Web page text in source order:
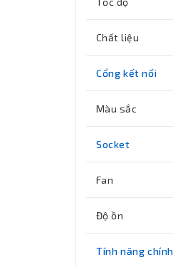
Chất liệu
Cổng kết nối
Màu sắc
Socket
Fan
Độ ồn
Tính năng chính